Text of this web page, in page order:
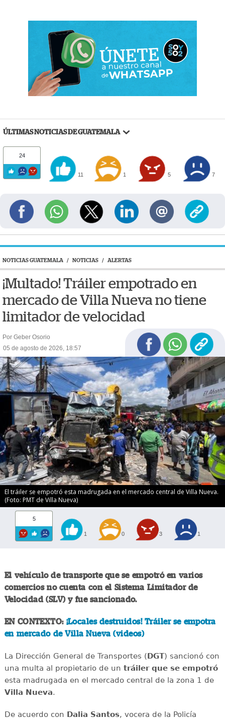
ÚLTIMAS NOTICIAS DE GUATEMALA
24
11 1 5 7
NOTICIAS GUATEMALA / NOTICIAS / ALERTAS
¡Multado! Tráiler empotrado en
mercado de Villa Nueva no tiene
limitador de velocidad
Por Geber Osorio
05 de agosto de 2026, 18:57
El tráiler se empotró esta madrugada en el mercado central de Villa Nueva.
(Foto: PMT de Villa Nueva)
5
1 0 3 1
El vehículo de transporte que se empotró en varios
comercios no cuenta con el Sistema Limitador de
Velocidad (SLV) y fue sancionado.
EN CONTEXTO: ¡Locales destruidos! Tráiler se empotra
en mercado de Villa Nueva (videos)
La Dirección General de Transportes ( DGT) sancionó con
una multa al propietario de un tráiler que se empotró
esta madrugada en el mercado central de la zona 1 de
Villa Nueva.
De acuerdo con Dalia Santos, vocera de la Policía